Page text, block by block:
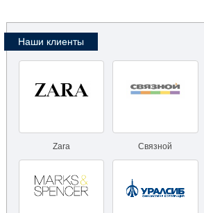
Наши клиенты
Zara Связной